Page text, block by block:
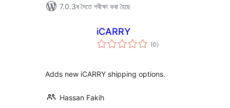
7.0.3ৰ সৈতে পৰীক্ষা কৰা হৈছে
iCARRY
(0টা
মুঠ)
Adds new iCARRY shipping options.
Hassan Fakih